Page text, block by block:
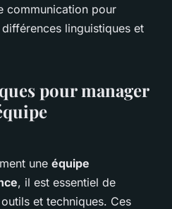
communication pour
linguistiques et
pour manager
une équipe
, il est essentiel de
et techniques. Ces